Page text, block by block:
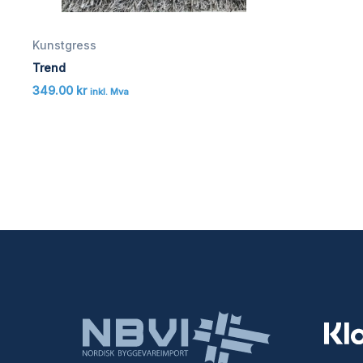
Kunstgress
Trend
349.00 kr inkl. Mva